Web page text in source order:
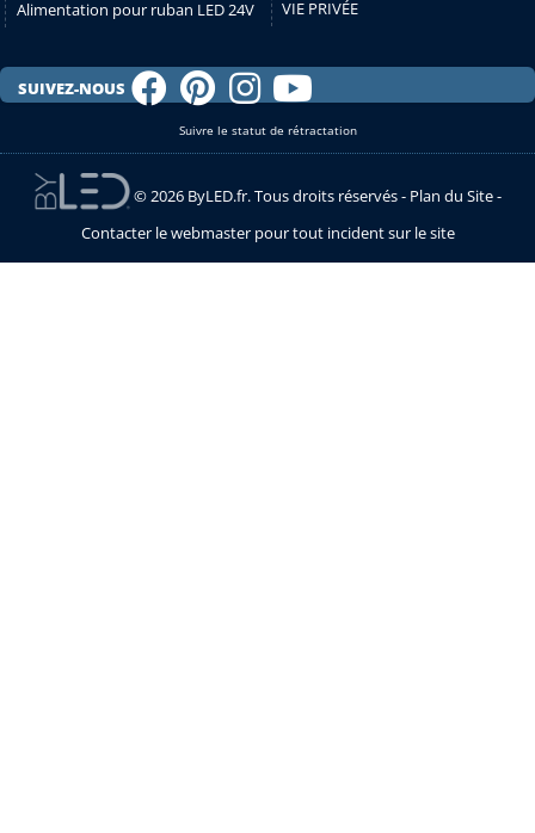
Alimentation pour ruban LED 24V
VIE PRIVÉE
SUIVEZ-NOUS
Suivre le statut de rétractation
© 2026 ByLED.fr. Tous droits réservés - Plan du Site-
Contacter le webmaster pour tout incident sur le site